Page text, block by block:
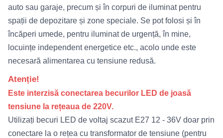
auto sau garaje, precum și în corpuri de iluminat pentru
spații de depozitare și zone speciale. Se pot folosi și în
încăperi umede, pentru iluminat de urgență, în mine,
locuințe independent energetice etc., acolo unde este
necesară alimentarea cu tensiune redusă.
Atenție!
Este interzisă conectarea becurilor LED de joasă
tensiune la rețeaua de 220V.
Utilizați becuri LED de voltaj scazut E27 12 - 36V doar prin
conectare la o rețea cu transformator de tensiune (pentru